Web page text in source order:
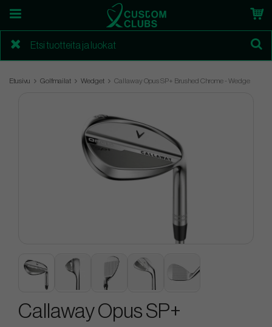
Etusivu Golfmailat Wedget Callaway Opus SP+ Brushed Chrome - Wedge
Callaway Opus SP+